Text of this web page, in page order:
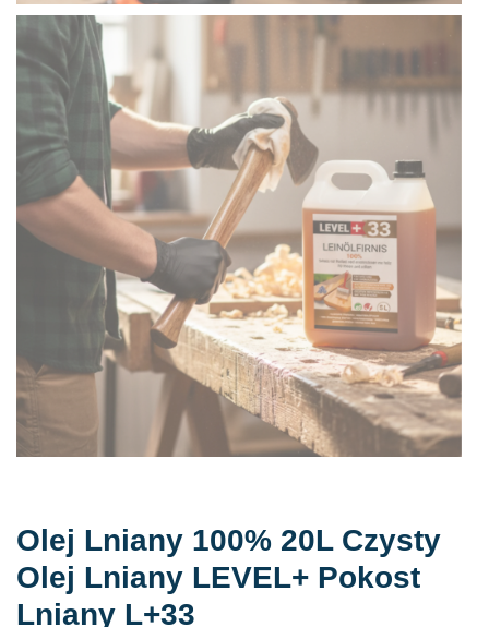
Olej Lniany 100% 20L Czysty
Olej Lniany LEVEL+ Pokost
Lniany L+33